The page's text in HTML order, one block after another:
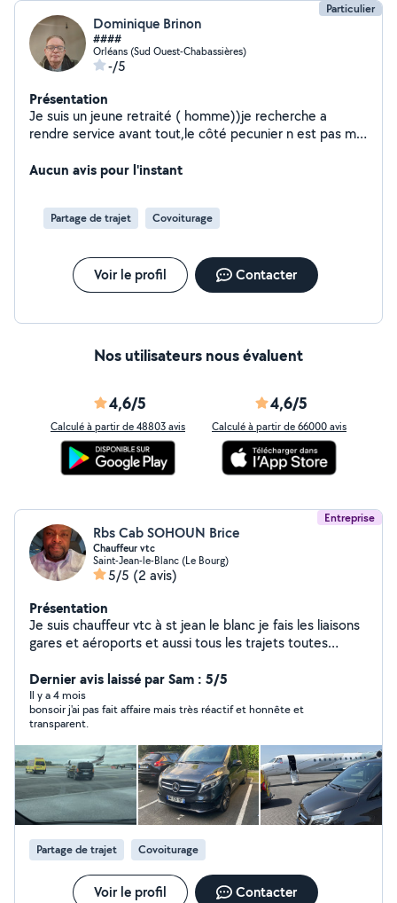
Particulier
Dominique Brinon
####
Orléans (Sud Ouest-Chabassières)
-/5
Présentation
Je suis un jeune retraité ( homme))je recherche a
rendre service avant tout,le côté pecunier n est pas ma
véhicule récent
Aucun avis pour l'instant
Partage de trajet Covoiturage
Voir le profil Contacter
Nos utilisateurs nous évaluent
4,6/5
Calculé à partir de 48803 avis
4,6/5
Calculé à partir de 66000 avis
Entreprise
Rbs Cab SOHOUN Brice
Chauffeur vtc
Saint-Jean-le-Blanc (Le Bourg)
5/5 (2 avis)
Présentation
Je suis chauffeur vtc à st jean le blanc je fais les liaisons
gares et aéroports et aussi tous les trajets toutes
Dernier avis laissé par Sam : 5/5
Il y a 4 mois
bonsoir j'ai pas fait affaire mais très réactif et honnête et
transparent.
Partage de trajet Covoiturage
Voir le profil Contacter